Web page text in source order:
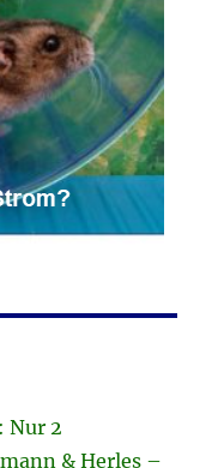
Nur 2
& Herles –